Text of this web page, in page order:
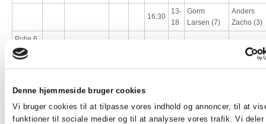
Denne hjemmeside bruger cookies
Vi bruger cookies til at tilpasse vores indhold og annoncer, til at
funktioner til sociale medier og til at analysere vores trafik. Vi deler
16:30
13-
18
Gorm
Larsen (7)
Anders
Zacho (3)
Pulje 6
7
3352
Sejling
Sejling (2)
Viggo
Mølholm
26
15-
Viggo
16,4 6
Jensen (4)
15- Allan 7- Peter Allan